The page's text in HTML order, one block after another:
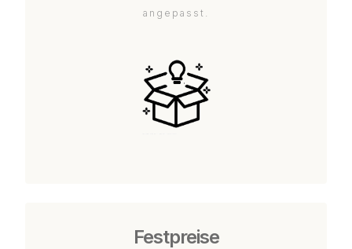
angepasst.
Festpreise